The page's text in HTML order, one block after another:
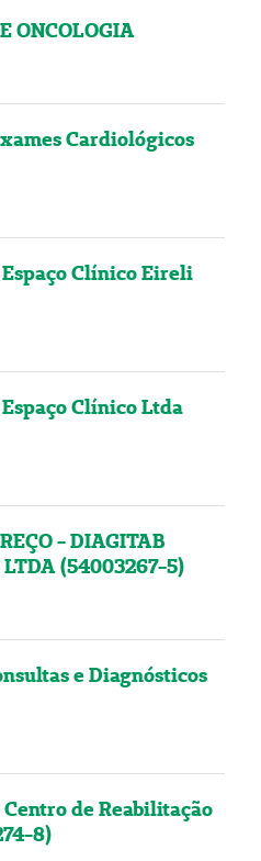
ONCOLOGIA
Cardiológicos
Clínico Eireli
Clínico Ltda
- DIAGITAB
LTDA (54003267-5)
e Diagnósticos
de Reabilitação
8)